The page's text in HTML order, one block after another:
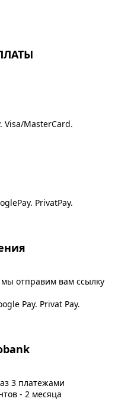
Visa/MasterCard.
PrivatPay.
отправим вам ссылку
Pay. Privat Pay.
3 платежами
- 2 месяца